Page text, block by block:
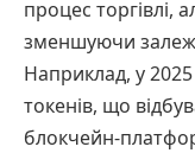
процес торгівлі,
зменшуючи
Наприклад, у
токенів, що
блокчейн-